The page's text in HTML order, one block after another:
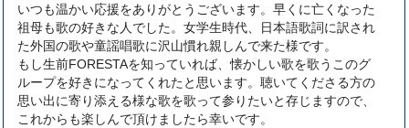
いつも温かい応援をありがとうございます。早くに亡くなった
祖母も歌の好きな人でした。女学生時代、日本語歌詞に訳され
た外国の歌や童謡唱歌に沢山慣れ親しんで来た様です。
もし生前FORESTAを知っていれば、懐かしい歌を歌うこのグ
ループを好きになってくれたと思います。聴いてくださる方の
思い出に寄り添える様な歌を歌って参りたいと存じますので、
これからも楽しんで頂けましたら幸いです。